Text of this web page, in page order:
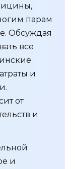
парам
Обсуждая
все
и
от
и
и